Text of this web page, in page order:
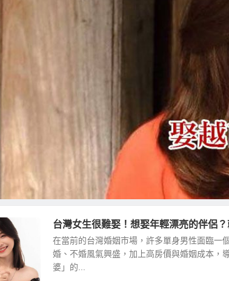
台灣女生很難娶！想娶年輕漂亮的伴侶
在當前的台灣婚姻市場，許多單身男性面臨
婚、不婚風氣興盛，加上高房價與婚姻成本，
婆」的...